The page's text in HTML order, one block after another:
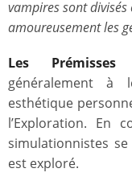
vampires sont
amoureusement les
Les
généralement à
esthétique
l’Exploration. En
simulationnistes
est exploré.